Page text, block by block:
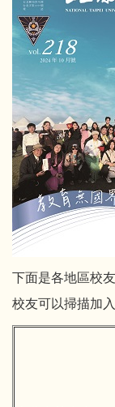
下面是各地區校
校友可以掃描加入